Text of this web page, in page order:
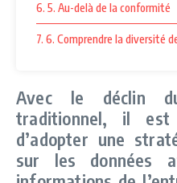
6. 5. Au-delà de la conformité
7. 6. Comprendre la diversité
Avec le déclin
traditionnel, il est
d’adopter une
sur les données